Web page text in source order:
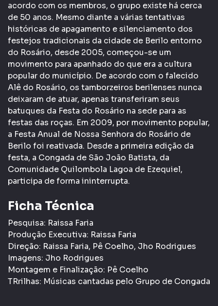
acordo com os membros, o grupo existe há cerca
de 50 anos. Mesmo diante a várias tentativas
históricas de apagamento e silenciamento dos
festejos tradicionais da cidade de Berilo entorno
do Rosário, desde 2005, começou-se um
movimento para apanhado do que era a cultura
popular do município. De acordo com o falecido
Alê do Rosário, os tamborzeiros berilenses nunca
deixaram de atuar, apenas transferiram seus
batuques da Festa do Rosário na sede para as
festas das roças. Em 2009, por movimento popular,
a Festa Anual de Nossa Senhora do Rosário de
Berilo foi reativada. Desde a primeira edição da
festa, a Congada de São João Batista, da
Comunidade Quilombola Lagoa de Ezequiel,
participa de forma ininterrupta.
Ficha Técnica
Pesquisa: Raissa Faria
Produção Executiva: Raissa Faria
Direção: Raissa Faria, Pê Coelho, Jho Rodrigues
Imagens: Jho Rodrigues
Montagem e Finalização: Pê Coelho
TRrilhas: Músicas cantadas pelo Grupo de Congada